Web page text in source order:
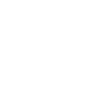
итоги года и общее